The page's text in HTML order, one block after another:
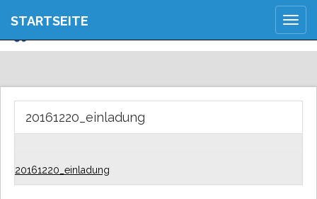
JETZT ANMELDEN
REGISTRIEREN
20161220_einladung
20161220_einladung
STARTSEITE